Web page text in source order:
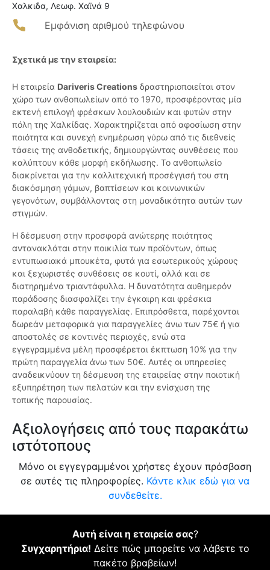
Χαλκιδα, Λεωφ. Χαϊνά 9
Εμφάνιση αριθμού τηλεφώνου
Σχετικά με την εταιρεία:
Η εταιρεία Dariveris Creations δραστηριοποιείται στον
χώρο των ανθοπωλείων από το 1970, προσφέροντας μία
εκτενή επιλογή φρέσκων λουλουδιών και φυτών στην
πόλη της Χαλκίδας. Χαρακτηρίζεται από αφοσίωση στην
ποιότητα και συνεχή ενημέρωση γύρω από τις διεθνείς
τάσεις της ανθοδετικής, δημιουργώντας συνθέσεις που
καλύπτουν κάθε μορφή εκδήλωσης. Το ανθοπωλείο
διακρίνεται για την καλλιτεχνική προσέγγισή του στη
διακόσμηση γάμων, βαπτίσεων και κοινωνικών
γεγονότων, συμβάλλοντας στη μοναδικότητα αυτών των
στιγμών.
Η δέσμευση στην προσφορά ανώτερης ποιότητας
αντανακλάται στην ποικιλία των προϊόντων, όπως
εντυπωσιακά μπουκέτα, φυτά για εσωτερικούς χώρους
και ξεχωριστές συνθέσεις σε κουτί, αλλά και σε
διατηρημένα τριαντάφυλλα. Η δυνατότητα αυθημερόν
παράδοσης διασφαλίζει την έγκαιρη και φρέσκια
παραλαβή κάθε παραγγελίας. Επιπρόσθετα, παρέχονται
δωρεάν μεταφορικά για παραγγελίες άνω των 75€ ή για
αποστολές σε κοντινές περιοχές, ενώ στα
εγγεγραμμένα μέλη προσφέρεται έκπτωση 10% για την
πρώτη παραγγελία άνω των 50€. Αυτές οι υπηρεσίες
αναδεικνύουν τη δέσμευση της εταιρείας στην ποιοτική
εξυπηρέτηση των πελατών και την ενίσχυση της
τοπικής παρουσίας.
Αξιολογήσεις από τους παρακάτω
ιστότοπους
Μόνο οι εγγεγραμμένοι χρήστες έχουν πρόσβαση
σε αυτές τις πληροφορίες. Κάντε κλικ εδώ για να
συνδεθείτε.
Αυτή είναι η εταιρεία σας?
Συγχαρητήρια! Δείτε πώς μπορείτε να λάβετε το
πακέτο βραβείων!